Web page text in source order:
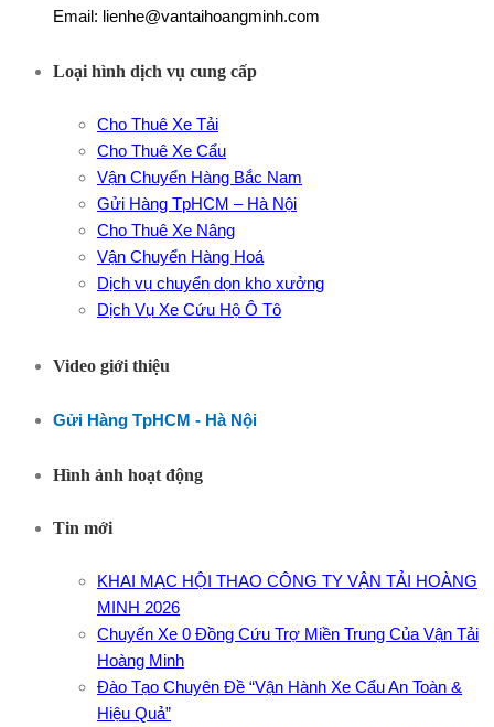
Email: lienhe@vantaihoangminh.com
Loại hình dịch vụ cung cấp
Cho Thuê Xe Tải
Cho Thuê Xe Cẩu
Vận Chuyển Hàng Bắc Nam
Gửi Hàng TpHCM – Hà Nội
Cho Thuê Xe Nâng
Vận Chuyển Hàng Hoá
Dịch vụ chuyển dọn kho xưởng
Dịch Vụ Xe Cứu Hộ Ô Tô
Video giới thiệu
Gửi Hàng TpHCM - Hà Nội
Hình ảnh hoạt động
Tin mới
KHAI MẠC HỘI THAO CÔNG TY VẬN TẢI HOÀNG
MINH 2026
Chuyến Xe 0 Đồng Cứu Trợ Miền Trung Của Vận Tải
Hoàng Minh
Đào Tạo Chuyên Đề “Vận Hành Xe Cẩu An Toàn &
Hiệu Quả”